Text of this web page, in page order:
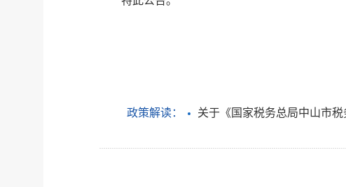
政策解读： 关于《国家税务总局中山市